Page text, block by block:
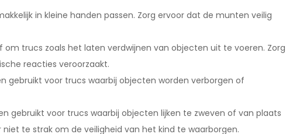
in kleine handen passen. Zorg ervoor dat de munten veilig
om trucs zoals het laten verdwijnen van objecten uit te voeren. Zorg
reacties veroorzaakt.
gebruikt voor trucs waarbij objecten worden verborgen of
gebruikt voor trucs waarbij objecten lijken te zweven of van plaats
te strak om de veiligheid van het kind te waarborgen.